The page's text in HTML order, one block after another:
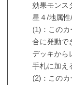
効果モンス
星４/地属
(1)：この
合に発動で
デッキから
手札に加え
(2)：このカ